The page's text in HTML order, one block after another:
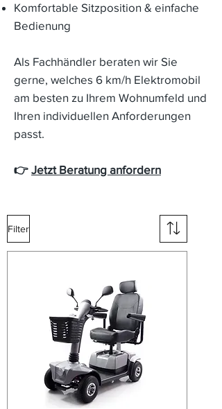
Komfortable Sitzposition & einfache
Bedienung
Als Fachhändler beraten wir Sie
gerne, welches 6 km/h Elektromobil
am besten zu Ihrem Wohnumfeld und
Ihren individuellen Anforderungen
passt.
👉 Jetzt Beratung anfordern
Filter